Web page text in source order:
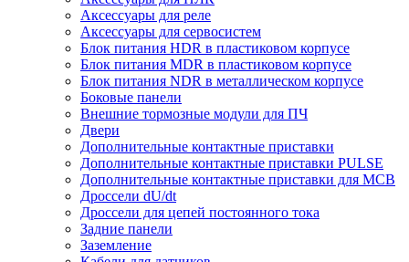
Аксессуары для реле
Аксессуары для сервосистем
Блок питания HDR в пластиковом корпусе
Блок питания MDR в пластиковом корпусе
Блок питания NDR в металлическом корпусе
Боковые панели
Внешние тормозные модули для ПЧ
Двери
Дополнительные контактные приставки
Дополнительные контактные приставки PULSE
Дополнительные контактные приставки для MCB
Дроссели dU/dt
Дроссели для цепей постоянного тока
Задние панели
Заземление